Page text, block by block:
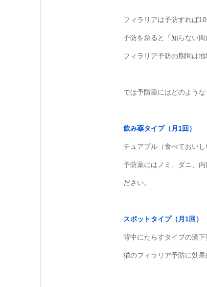
フィラリアは予防すれば
予防を怠ると「知らない
フィラリア予防の期間は地
では予防薬にはどのよう
飲み薬タイプ（月1回）
チュアブル（食べておい
予防薬にはノミ、ダニ、
ださい。
スポットタイプ（月1回）
背中にたらすタイプの滴
猫のフィラリア予防に効果